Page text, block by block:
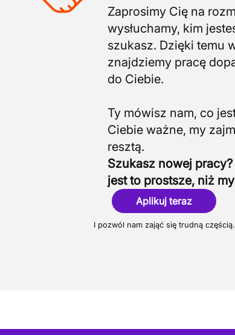
Zaprosimy Cię na
wysłuchamy, kim
szukasz. Dzięki temu
znajdziemy pracę
do Ciebie.
Ty mówisz nam, co
Ciebie ważne, my
Szukasz nowej
jest to prostsze, niż
Aplikuj teraz
I pozwól nam zająć się trudną częścią.